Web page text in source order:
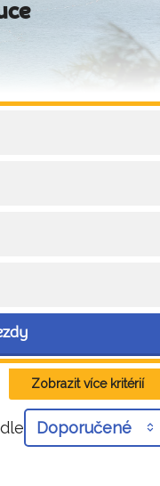
Zobrazit více kritérií
Doporučené